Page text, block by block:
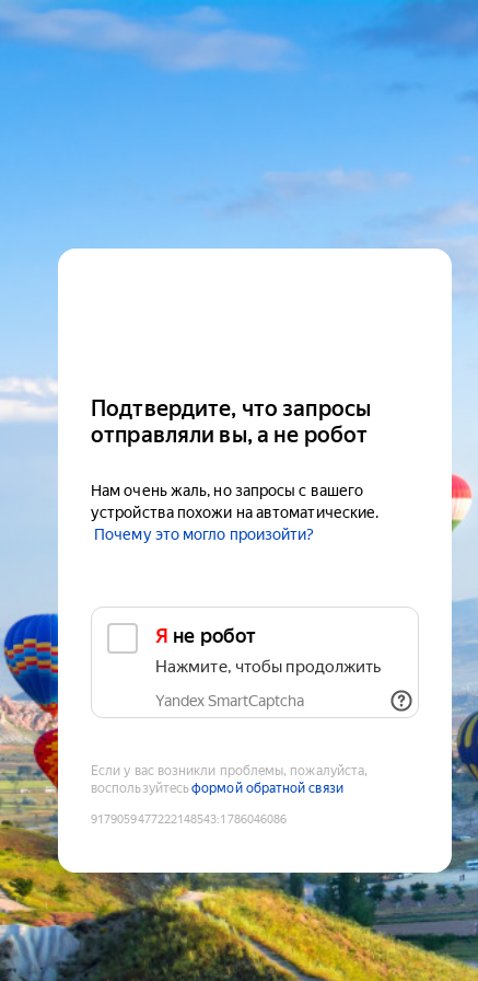
Подтвердите, что запросы
отправляли вы, а не робот
Нам очень жаль, но запросы с вашего
устройства похожи на автоматические.
Почему это могло произойти?
Я не робот
Нажмите, чтобы продолжить
Yandex SmartCaptcha
Если у вас возникли проблемы, пожалуйста,
воспользуйтесьформой обратной связи
9179059477222148543:1786046086